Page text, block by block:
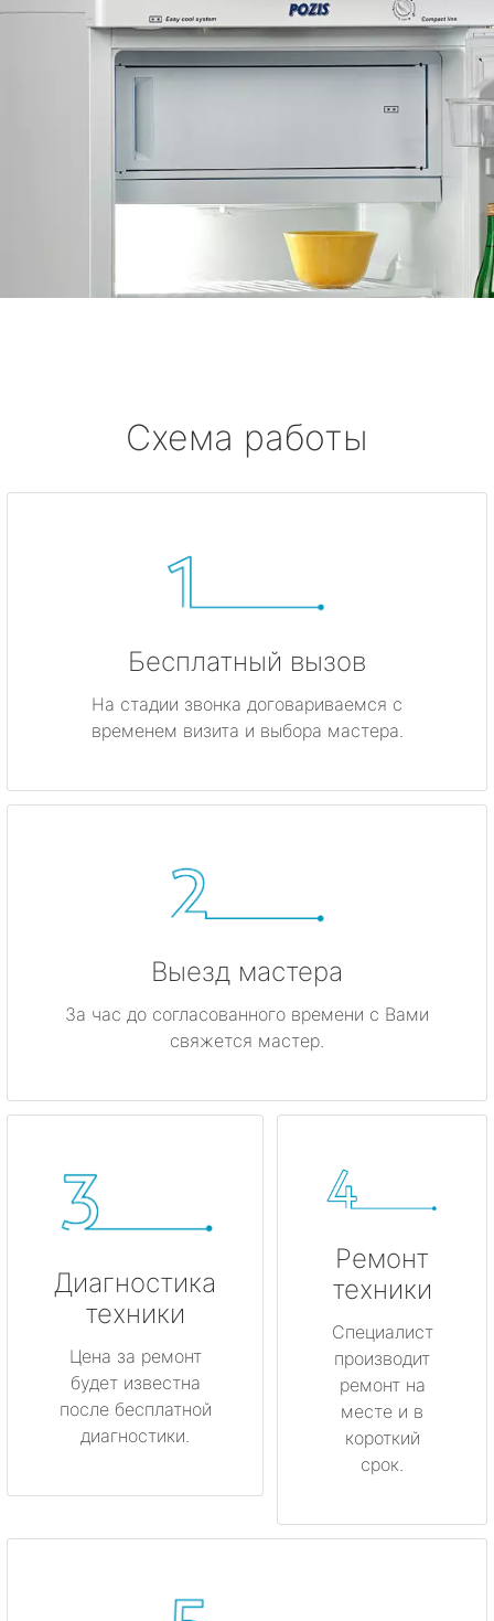
Схема работы
Бесплатный вызов
На стадии звонка договариваемся с
временем визита и выбора мастера.
Выезд мастера
За час до согласованного времени с Вами
свяжется мастер.
Диагностика
техники
Цена за ремонт
будет известна
после бесплатной
диагностики.
Ремонт
техники
Специалист
производит
ремонт на
месте и в
короткий
срок.